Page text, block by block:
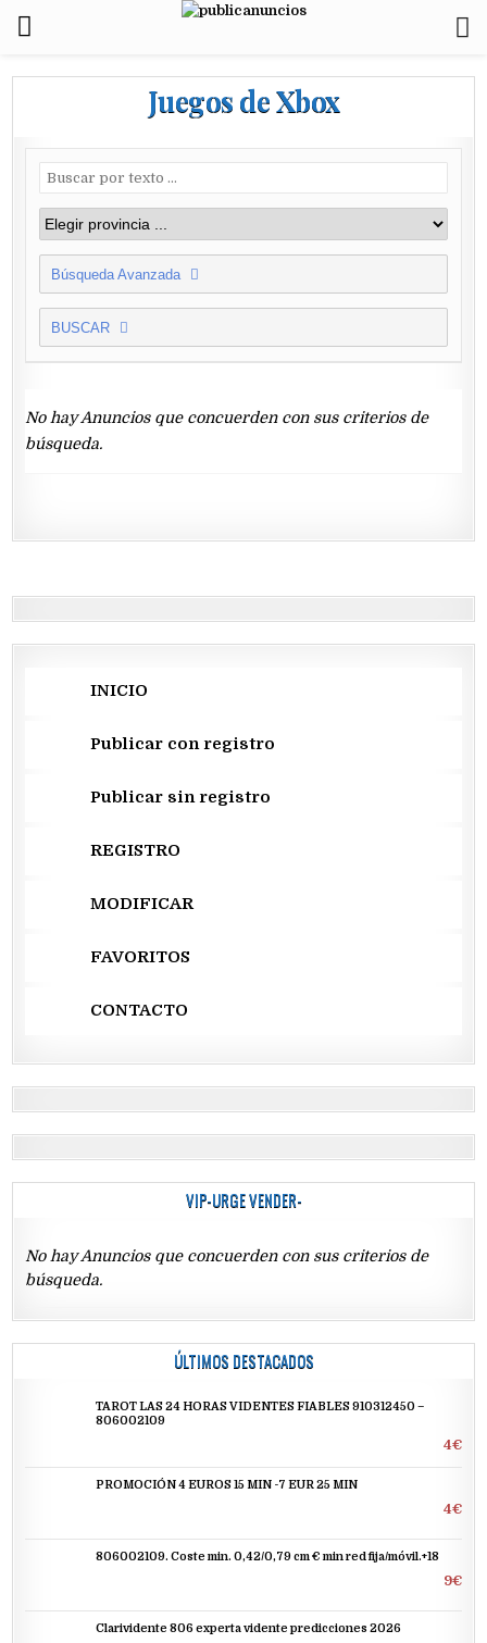
Juegos de Xbox
Búsqueda Avanzada
BUSCAR
No hay Anuncios que concuerden con sus criterios de
búsqueda.
INICIO
Publicar con registro
Publicar sin registro
REGISTRO
MODIFICAR
FAVORITOS
CONTACTO
VIP-URGE VENDER-
No hay Anuncios que concuerden con sus criterios de
búsqueda.
ÚLTIMOS DESTACADOS
TAROT LAS 24 HORAS VIDENTES FIABLES 910312450 –
806002109
4€
PROMOCIÓN 4 EUROS 15 MIN -7 EUR 25 MIN
4€
806002109. Coste min. 0,42/0,79 cm € min red fija/móvil.+18
9€
Clarividente 806 experta vidente predicciones 2026